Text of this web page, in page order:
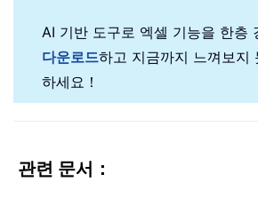
AI 기반 도구로 엑셀 기능을 한층
다운로드하고 지금까지 느껴보지
하세요！
관련 문서：